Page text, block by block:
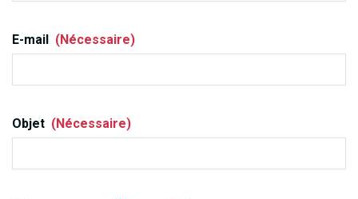
E-mail (Nécessaire)
Objet (Nécessaire)